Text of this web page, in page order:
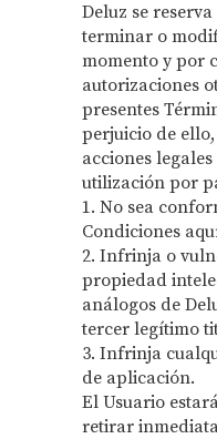
Deluz se
terminar o
momento y por
autorizaciones
presentes
perjuicio de
acciones
utilización por
1. No sea
Condiciones
2. Infrinja o
propiedad
análogos de
tercer legítimo
3. Infrinja
de aplicación.
El Usuario
retirar